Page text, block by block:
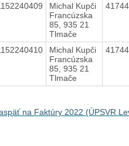
Michal Kupči
Francúzska
85, 935 21
Tlmače
Michal Kupči
Francúzska
85, 935 21
Tlmače
na Faktúry 2022 (ÚPSVR